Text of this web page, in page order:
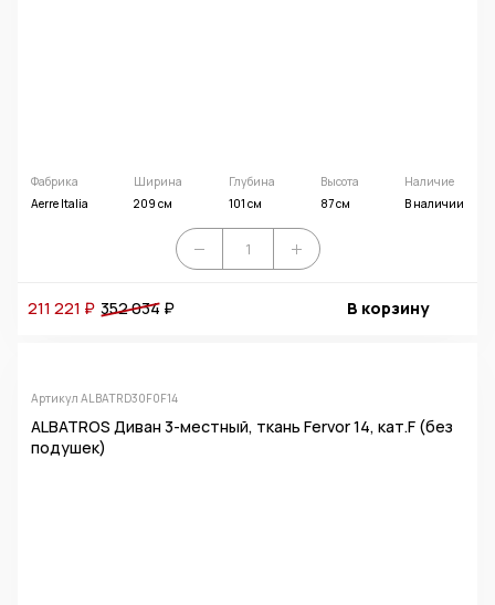
Фабрика
Aerre Italia
Ширина
209 см
Глубина
101 см
Высота
87 см
Наличие
В наличии
211 221 ₽ 352 034₽ В корзину
Артикул ALBATRD30F0F14
ALBATROS Диван 3-местный, ткань Fervor 14, кат.F (без
подушек)